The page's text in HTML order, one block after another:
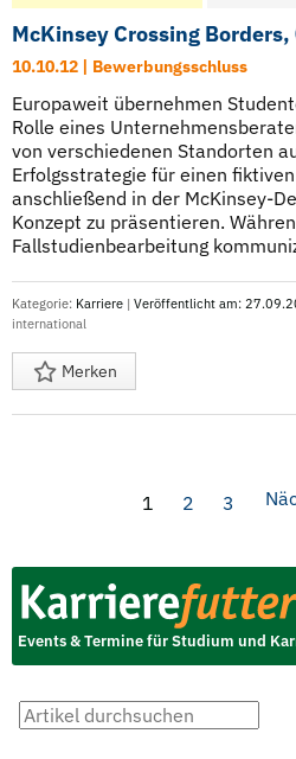
McKinsey Crossing
10.10.12 | Bewerbungsschluss
Europaweit übernehmen
Rolle eines
von verschiedenen Standorten
Erfolgsstrategie für einen
anschließend in der McKinsey-
Konzept zu präsentieren.
Fallstudienbearbeitung
Kategorie: Karriere | Veröffentlicht am:
international
Merken
1 2 3
Events & Termine für Studium und